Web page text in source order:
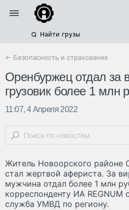
Найти грузы
← Безопасность и страхование
Оренбуржец отдал за
грузовик более 1 млн
11:07, 4 Апреля 2022
Житель Новоорского районе
стал жертвой афериста. За
мужчина отдал более 1 млн
корреспонденту ИА REGNUM
служба УМВД по региону.